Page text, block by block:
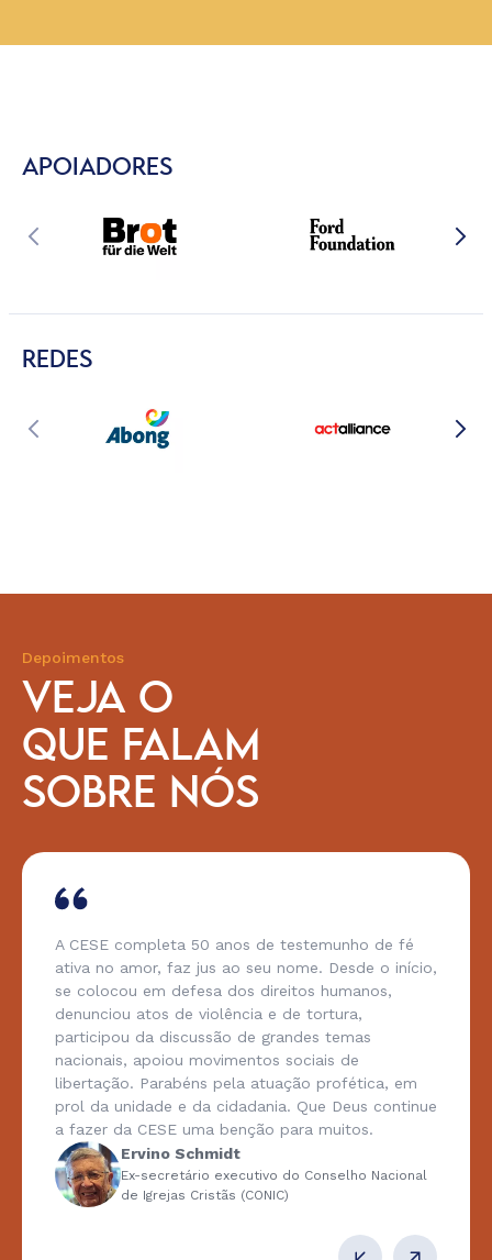
APOIADORES
REDES
Depoimentos
VEJA O
QUE FALAM
SOBRE NÓS
A CESE completa 50 anos de testemunho de fé
ativa no amor, faz jus ao seu nome. Desde o início,
se colocou em defesa dos direitos humanos,
denunciou atos de violência e de tortura,
participou da discussão de grandes temas
nacionais, apoiou movimentos sociais de
libertação. Parabéns pela atuação profética, em
prol da unidade e da cidadania. Que Deus continue
a fazer da CESE uma benção para muitos.
Ervino Schmidt
Ex-secretário executivo do Conselho Nacional
de Igrejas Cristãs (CONIC)